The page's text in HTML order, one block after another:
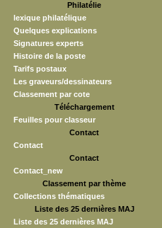
Philatélie
lexique philatélique
Quelques explications
Signatures experts
Histoire de la poste
Tarifs postaux
Les graveurs/dessinateurs
Classement par cote
Téléchargement
Feuilles pour classeur
Contact
Contact
Contact
Contact_new
Classement par thème
Collections thématiques
Liste des 25 dernières MAJ
Liste des 25 dernières MAJ